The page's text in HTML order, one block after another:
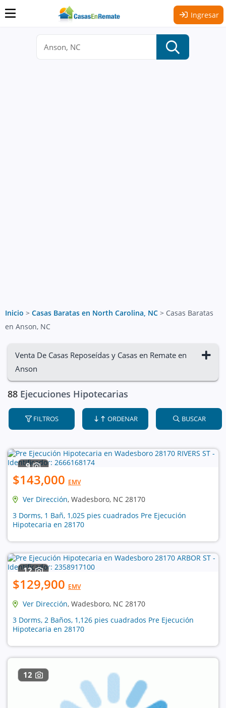
Ingresar
Inicio > Casas Baratas en North Carolina, NC > Casas Baratas
en Anson, NC
Venta De Casas Reposeídas y Casas en Remate en
Anson
88 Ejecuciones Hipotecarias
FILTROS ORDENAR BUSCAR
9
$143,000 EMV
Ver Dirección, Wadesboro, NC 28170
3 Dorms, 1 Bañ, 1,025 pies cuadrados Pre Ejecución
Hipotecaria en 28170
12
$129,900 EMV
Ver Dirección, Wadesboro, NC 28170
3 Dorms, 2 Baños, 1,126 pies cuadrados Pre Ejecución
Hipotecaria en 28170
12